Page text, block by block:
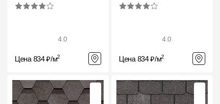
4.0
Цена 834 ₽/м2
4.0
Цена 834 ₽/м2